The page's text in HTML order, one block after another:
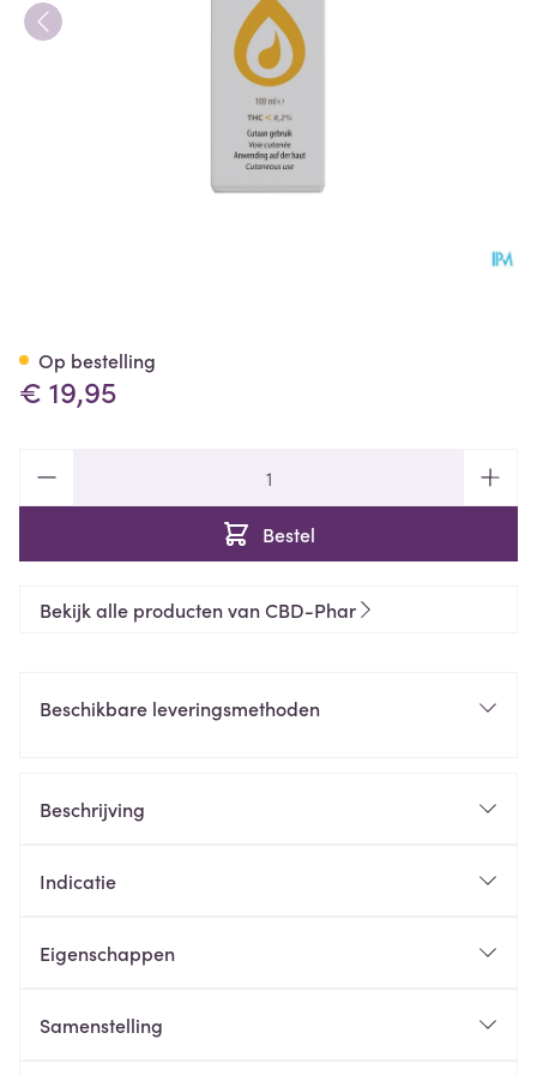
€ 19,95
Bestel
Op bestelling
Bekijk alle producten van CBD-Phar
Beschikbare leveringsmethoden
Beschrijving
Indicatie
Eigenschappen
Samenstelling